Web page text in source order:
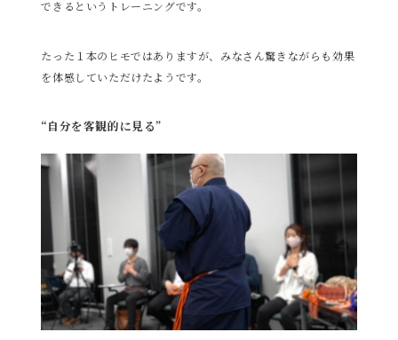
できるというトレーニングです。
たった１本のヒモではありますが、みなさん驚きながらも効果
を体感していただけたようです。
“自分を客観的に見る”